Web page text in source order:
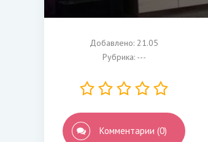
Добавлено: 21.05
Рубрика: ---
Комментарии (0)